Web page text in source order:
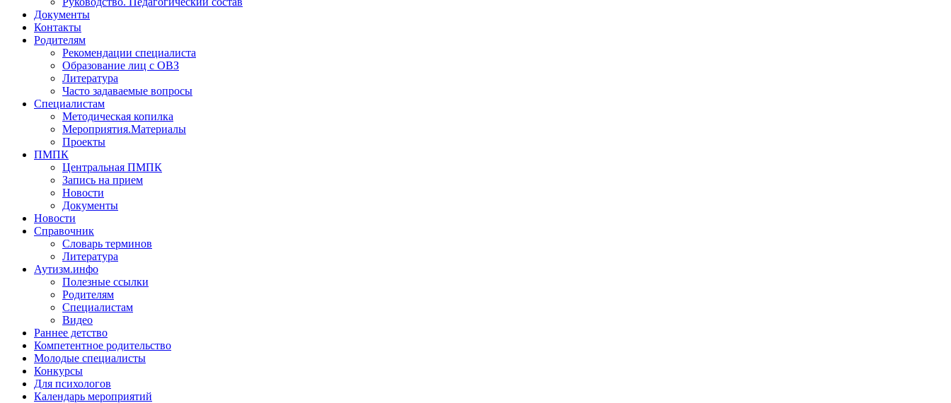
Документы
Контакты
Родителям
Рекомендации специалиста
Образование лиц с ОВЗ
Литература
Часто задаваемые вопросы
Специалистам
Методическая копилка
Мероприятия.Материалы
Проекты
ПМПК
Центральная ПМПК
Запись на прием
Новости
Документы
Новости
Справочник
Словарь терминов
Литература
Аутизм.инфо
Полезные ссылки
Родителям
Специалистам
Видео
Раннее детство
Компетентное родительство
Молодые специалисты
Конкурсы
Для психологов
Календарь мероприятий